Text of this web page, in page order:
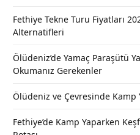
Fethiye Tekne Turu Fiyatları
Alternatifleri
Ölüdeniz’de Yamaç Paraşütü
Okumanız Gerekenler
Ölüdeniz ve Çevresinde Kamp
Fethiye’de Kamp Yaparken